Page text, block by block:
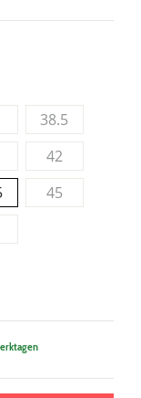
38.5
42
45